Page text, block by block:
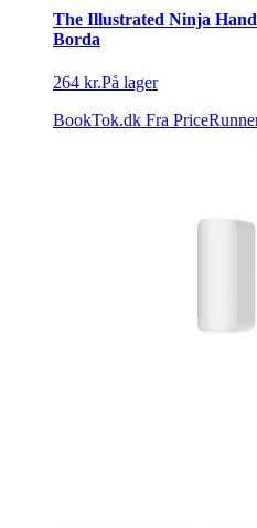
The Illustrated Ninja
Borda
264 kr.På lager
BookTok.dk Fra